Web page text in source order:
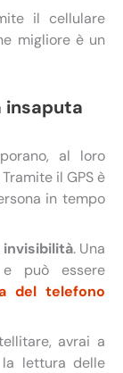
il cellulare
migliore è un
insaputa
al loro
il GPS è
in tempo
invisibilità. Una
può essere
del telefono
avrai a
la lettura delle